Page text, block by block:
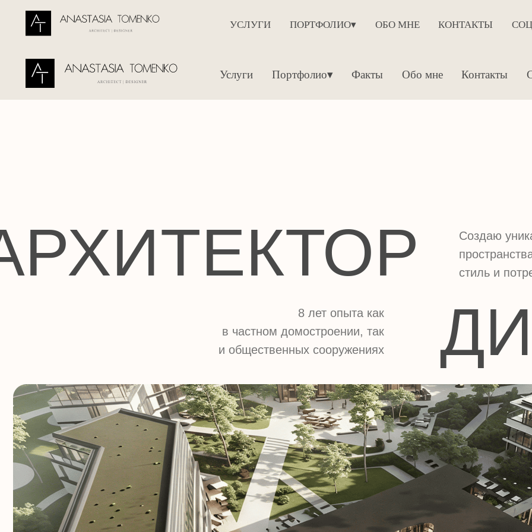
УСЛУГИ ПОРТФОЛИО▾ ОБО МНЕ КОНТАКТЫ СОЦ. СЕТИ▾
УСЛУГИ ПОРТФОЛИО▾ ОБО МНЕ КОНТАКТЫ СОЦ.
Услуги Портфолио▾ Факты Обо мне Контакты Соц.
стиль и потребности
8 лет опыта как
и общественных сооружениях